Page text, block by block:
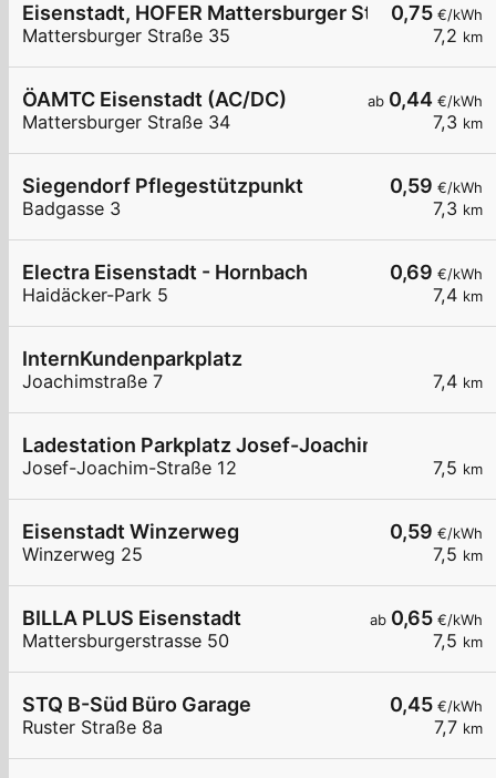
0,75 €/kWh
7,2 km
Eisenstadt, HOFER Mattersburger Str.
Mattersburger Straße 35
ab 0,44 €/kWh
7,3 km
ÖAMTC Eisenstadt (AC/DC)
Mattersburger Straße 34
0,59 €/kWh
7,3 km
Siegendorf Pflegestützpunkt
Badgasse 3
0,69 €/kWh
7,4 km
Electra Eisenstadt - Hornbach
Haidäcker-Park 5
7,4 km
InternKundenparkplatz
Joachimstraße 7
7,5 km
Ladestation Parkplatz Josef-Joachim-Straße
Josef-Joachim-Straße 12
0,59 €/kWh
7,5 km
Eisenstadt Winzerweg
Winzerweg 25
ab 0,65 €/kWh
7,5 km
BILLA PLUS Eisenstadt
Mattersburgerstrasse 50
0,45 €/kWh
7,7 km
STQ B-Süd Büro Garage
Ruster Straße 8a